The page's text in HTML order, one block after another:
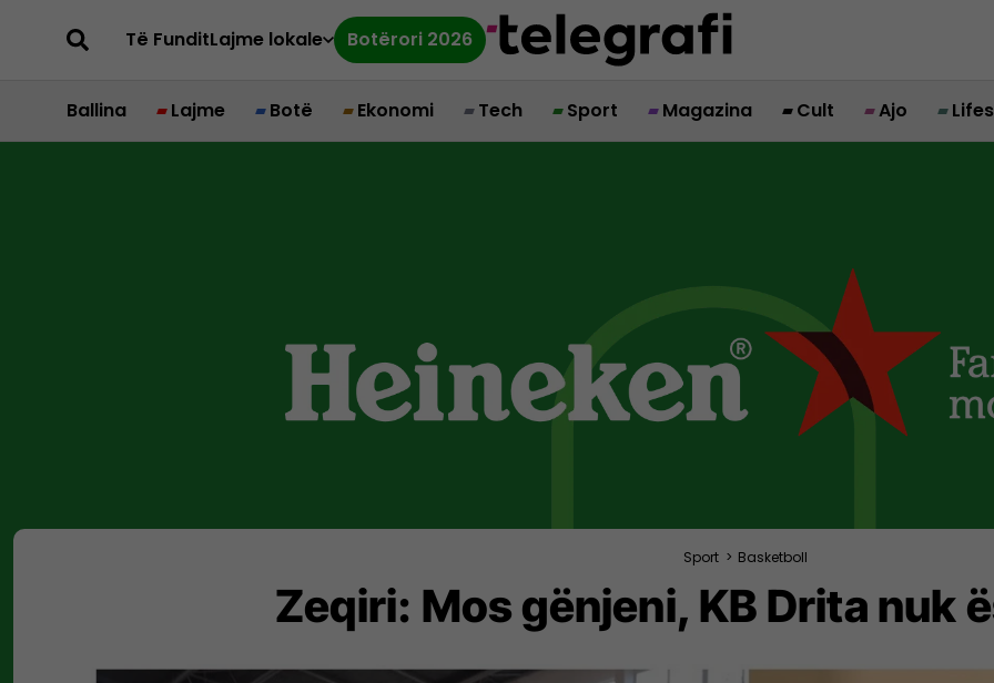
Të FunditLajme lokale Botërori 2026
Ballina Lajme Botë Ekonomi Tech Sport Magazina Cult Ajo
Sport > Basketboll
Zeqiri: Mos gënjeni, KB Drita nuk